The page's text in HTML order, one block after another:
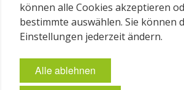
können alle Cookies akzeptieren
bestimmte auswählen. Sie können
Einstellungen jederzeit ändern.
Alle ablehnen